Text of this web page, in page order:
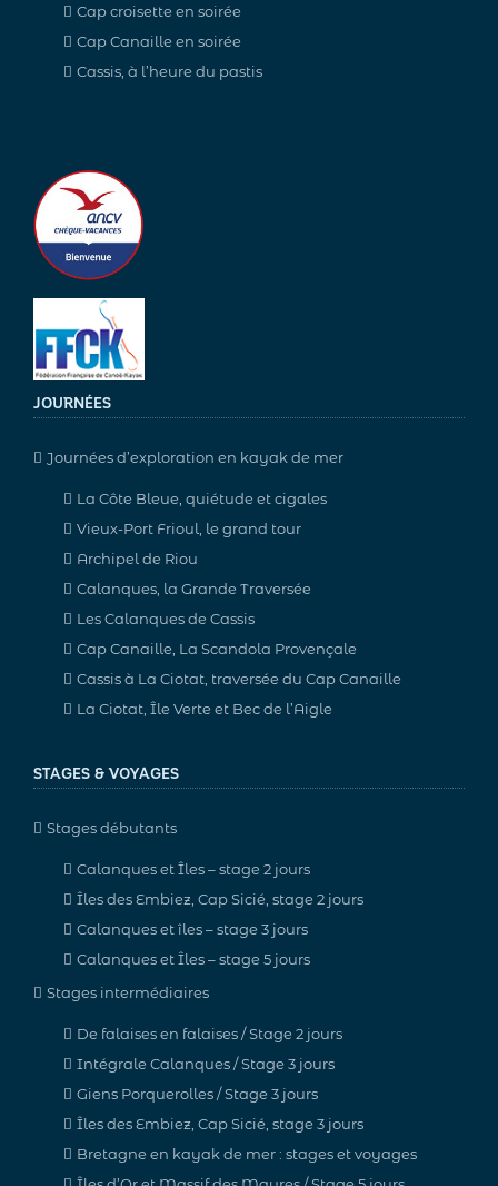
Cap croisette en soirée
Cap Canaille en soirée
Cassis, à l’heure du pastis
JOURNÉES
Journées d’exploration en kayak de mer
La Côte Bleue, quiétude et cigales
Vieux-Port Frioul, le grand tour
Archipel de Riou
Calanques, la Grande Traversée
Les Calanques de Cassis
Cap Canaille, La Scandola Provençale
Cassis à La Ciotat, traversée du Cap Canaille
La Ciotat, Île Verte et Bec de l’Aigle
STAGES & VOYAGES
Stages débutants
Calanques et Îles – stage 2 jours
Îles des Embiez, Cap Sicié, stage 2 jours
Calanques et îles – stage 3 jours
Calanques et Îles – stage 5 jours
Stages intermédiaires
De falaises en falaises / Stage 2 jours
Intégrale Calanques / Stage 3 jours
Giens Porquerolles / Stage 3 jours
Îles des Embiez, Cap Sicié, stage 3 jours
Bretagne en kayak de mer : stages et voyages